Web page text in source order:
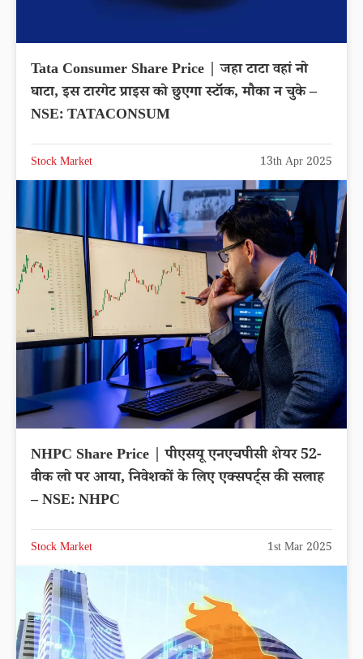
Tata Consumer Share Price | जहा टाटा वहां नो
घाटा, इस टारगेट प्राइस को छुएगा स्टॉक, मौका न चुके –
NSE: TATACONSUM
Stock Market 13th Apr 2025
NHPC Share Price | पीएसयू एनएचपीसी शेयर 52-
वीक लो पर आया, निवेशकों के लिए एक्सपर्ट्स की सलाह
– NSE: NHPC
Stock Market 1st Mar 2025